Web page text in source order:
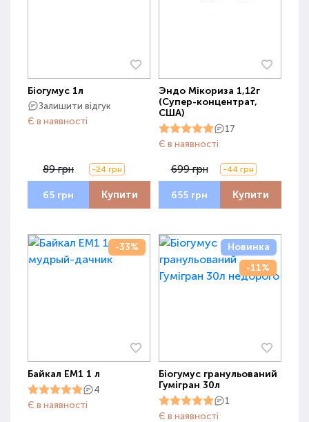
Біогумус 1л
Залишити відгук
Є в наявності
89 грн -24 грн
65 грн Купити
Эндо Мікориза 1,12г
(Супер-концентрат,
США)
17
Є в наявності
699 грн -44 грн
655 грн Купити
-33%
Байкал ЕМ1 1 л
4
Є в наявності
Новинка
-11%
Біогумус гранульований
Гумігран 30л
1
Є в наявності